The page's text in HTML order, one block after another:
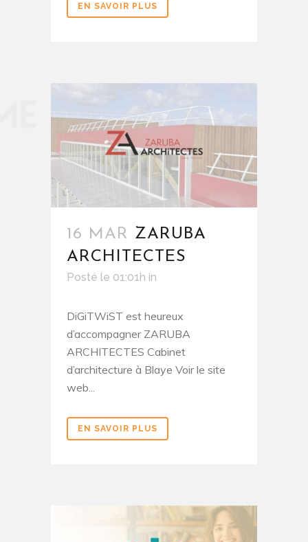
EN SAVOIR PLUS
16 MAR ZARUBA
ARCHITECTES
Posté le 01:01h in
DiGiTWiST est heureux
d’accompagner ZARUBA
ARCHITECTES Cabinet
d’architecture à Blaye Voir le site
web...
EN SAVOIR PLUS